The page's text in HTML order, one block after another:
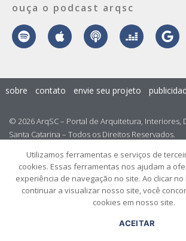
ouça o podcast arqsc
© 2026 ArqSC – Portal de Arquitetura, Interiores,
Santa Catarina – Todos os Direitos Reservados.
sobre contato envie seu projeto
Utilizamos ferramentas e serviços de
cookies. Essas ferramentas nos ajudam a
experiência de navegação no site. Ao clicar
continuar a visualizar nosso site, você
cookies em nosso site.
ACEITAR